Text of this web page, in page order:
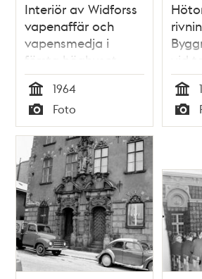
Interiör av Widforss
vapenaffär och
vapensmedja i
första höghuset
Tid
1964
Typ
Foto
vid
och
med
Tid
Typ